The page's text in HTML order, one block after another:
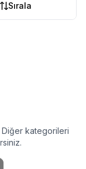
Sırala
Diğer kategorileri